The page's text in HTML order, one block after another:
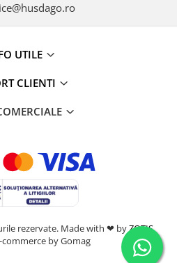
UTILE
CLIENTI
rezervate. Made with ❤ byZOTIS
by Gomag